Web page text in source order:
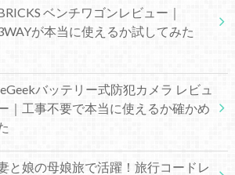
ベンチワゴンレビュー｜
が本当に使えるか試してみた
バッテリー式防犯カメラ レビュ
｜工事不要で本当に使えるか確かめ
と娘の母娘旅で活躍！旅行コードレ